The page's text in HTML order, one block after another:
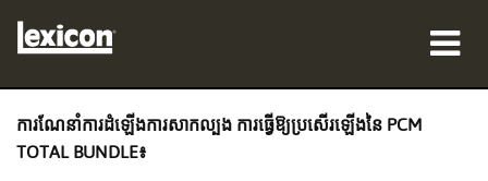
ផលិតផល
កន្លែងទិញ
ការណែនាំការដំឡើងការសាកល្បង ការធ្វើឱ្យប្រសើរឡើងនៃ PCM
TOTAL BUNDLE៖